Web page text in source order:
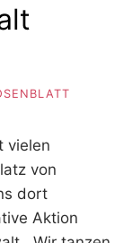
vielen
von
dort
Aktion